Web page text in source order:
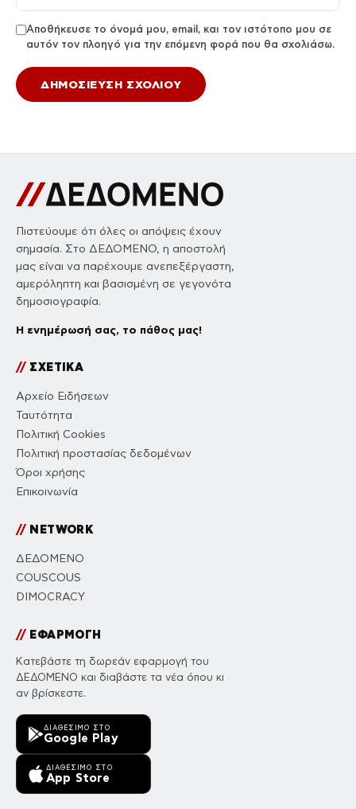
Αποθήκευσε το όνομά μου, email, και τον ιστότοπο μου σε
αυτόν τον πλοηγό για την επόμενη φορά που θα σχολιάσω.
Πιστεύουμε ότι όλες οι απόψεις έχουν
σημασία. Στο ΔΕΔΟΜΕΝΟ, η αποστολή
μας είναι να παρέχουμε ανεπεξέργαστη,
αμερόληπτη και βασισμένη σε γεγονότα
δημοσιογραφία.
Η ενημέρωσή σας, το πάθος μας!
//ΣΧΕΤΙΚΑ
Αρχείο Ειδήσεων
Ταυτότητα
Πολιτική Cookies
Πολιτική προστασίας δεδομένων
Όροι χρήσης
Επικοινωνία
//NETWORK
ΔΕΔΟΜΕΝΟ
COUSCOUS
DIMOCRACY
//ΕΦΑΡΜΟΓΗ
Κατεβάστε τη δωρεάν εφαρμογή του
ΔΕΔΟΜΕΝΟ και διαβάστε τα νέα όπου κι
αν βρίσκεστε.
ΔΙΑΘΈΣΙΜΟ ΣΤΟ
Google Play
ΔΙΑΘΈΣΙΜΟ ΣΤΟ
App Store